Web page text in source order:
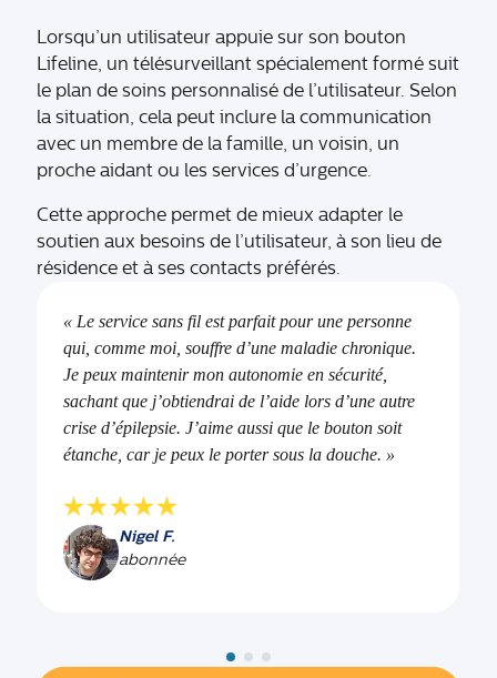
Lorsqu’un utilisateur appuie sur son bouton
Lifeline, un télésurveillant spécialement formé suit
le plan de soins personnalisé de l’utilisateur. Selon
la situation, cela peut inclure la communication
avec un membre de la famille, un voisin, un
proche aidant ou les services d’urgence.
Cette approche permet de mieux adapter le
soutien aux besoins de l’utilisateur, à son lieu de
résidence et à ses contacts préférés.
« Le service sans fil est parfait pour une personne
qui, comme moi, souffre d’une maladie chronique.
Je peux maintenir mon autonomie en sécurité,
sachant que j’obtiendrai de l’aide lors d’une autre
crise d’épilepsie. J’aime aussi que le bouton soit
étanche, car je peux le porter sous la douche. »
Nigel F.
abonnée